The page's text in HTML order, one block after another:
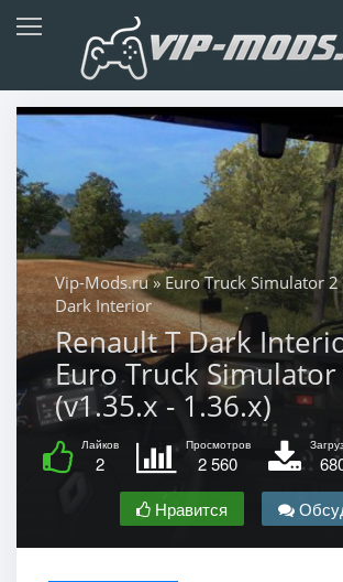
Vip-Mods.ru»Euro Truck Simulator 2
Dark Interior
Renault T Dark
Euro Truck Simulator
(v1.35.x - 1.36.x)
Лайков
2
Просмотров
2 560
Нравится